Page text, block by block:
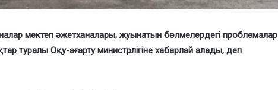
мектеп әжетханалары, жуынатын бөлмелердегі проблемалар
туралы Оқу-ағарту министрлігіне хабарлай алады, деп